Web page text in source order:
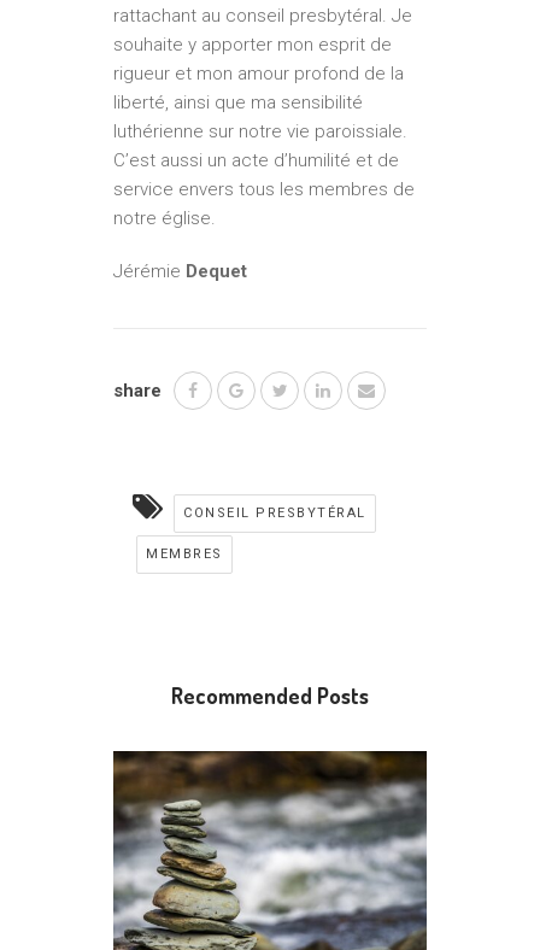
rattachant au conseil presbytéral. Je
souhaite y apporter mon esprit de
rigueur et mon amour profond de la
liberté, ainsi que ma sensibilité
luthérienne sur notre vie paroissiale.
C’est aussi un acte d’humilité et de
service envers tous les membres de
notre église.
Jérémie Dequet
share
CONSEIL PRESBYTÉRAL
MEMBRES
Recommended Posts